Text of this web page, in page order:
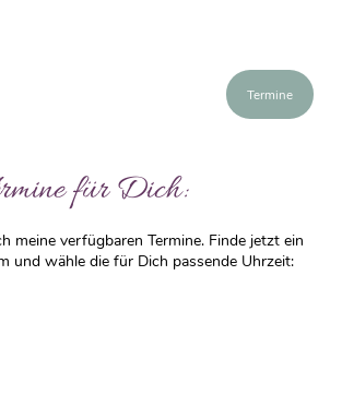
Termine
für Dich:
meine verfügbaren Termine. Finde jetzt ein
und wähle die für Dich passende Uhrzeit: